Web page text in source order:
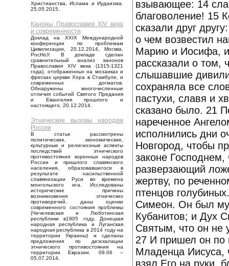
Христианства, Ислама и Иудаизма.
25.05.2015.
Каноны Православия XIV века
и современности
Доклад на XXIX Международной
конференции по проблемам
Цивилизации, 20.12.2014, Москва,
РосНоУ. В докладе сделан
сравнительный анализ канонов
Православия XIV века (1315-1321
года), отображенных на мозаиках и
фресках церкви Хора в Стамбуле, и
современных догматов.
Обнаружены многочисленные
отличия событий Святого Предания
и Евангелия прошлого и
настоящего. 20.12.2014.
Этнические вызовы народам
России
В статье рассмотрены
политические, экономические,
культурные и религиозные аспекты
последствий этнического
противостояния коренных народов
России и пришлого славянского
населения, образовавшегося в
результате насильственной
славянизации Руси во времена
монгольского ига. Исследованы
исторические причины
возникновения этнических
противоречий, даны оценки
современного состояния проблемы
(Чечелевская и Люботинская
республики в1905 году, Донецкая
народная республика и Луганская
народная республика в 2014 году на
территории Украины) и сделаны
предложения по деэскалации
этнического противостояния на
территории Евразии. 09.06 –
05.07.2014.
взывающее: 14
благоволение! 15
сказали друг
о чем возвестил
Марию и Иосифа,
рассказали о
слышавшие
сохраняла все
пастухи, славя и
сказано было. 21
нареченное
исполнились дни
Новгород, чтобы
законе
разверзающий
жертву, по
птенцов
Симеон. Он был
Кубанитов; и Дух
Святым, что он не
27 И пришел он по
Младенца Иисуса,
взял Его на руки,